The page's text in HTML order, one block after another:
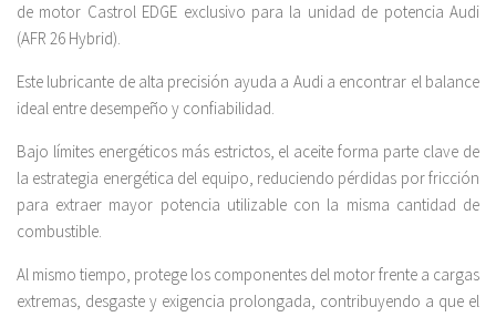
de motor Castrol EDGE exclusivo para la unidad de potencia Audi
(AFR 26 Hybrid).
Este lubricante de alta precisión ayuda a Audi a encontrar el balance
ideal entre desempeño y confiabilidad.
Bajo límites energéticos más estrictos, el aceite forma parte clave de
la estrategia energética del equipo, reduciendo pérdidas por fricción
para extraer mayor potencia utilizable con la misma cantidad de
combustible.
Al mismo tiempo, protege los componentes del motor frente a cargas
extremas, desgaste y exigencia prolongada, contribuyendo a que el